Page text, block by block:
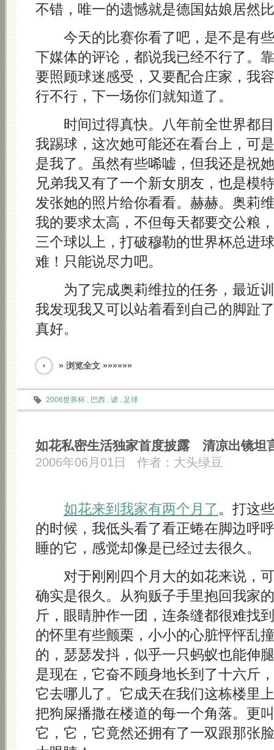
不错，唯一的遗憾就是德国姑娘居然
今天的比赛你看了吧，是不是有些
下媒体的评论，都说我已经不行了。
要照顾球迷感受，又要配合庄家，我
行不行，下一场你们就知道了。
时间过得真快。八年前全世界都目
我踢球，这次她可能还在看台上，可
是我了。虽然有些唏嘘，但我还是祝
兄弟我又有了一个新女朋友，也是模
发张她的照片给你看看。赫赫。奥莉
我的要求太高，不但每天都要交公粮
三个球以上，打破穆勒的世界杯总进
难！只能说尽力吧。
为了完成奥莉维拉的任务，最近训
我发现我又可以站着看到自己的脚趾
真好。
» 浏览全文 »»»»»»
2006世界杯 . 巴西 . 谑 . 足球
如花私密生活独家首度披露 清凉出镜坦
2006年06月01日 作者： 大头绿豆
如花来到我家有两个月了。打这
的时候，我低头看了看正蜷在脚边呼
睡的它，感觉却像是已经过去很久。
对于刚刚四个月大的如花来说，
确实是很久。从狗贩子手里抱回我家
斤，眼睛肿作一团，连条缝都很难找
的怀里有些颤栗，小小的心脏怦怦乱
的，瑟瑟发抖，似乎一只蚂蚁也能伸
是现在，它奋不顾身地长到了十六斤
它去哪儿了。它成天在我们这栋楼里
把狗屎播撒在楼道的每一个角落。更
它，它，它竟然还拥有了一双跟那张